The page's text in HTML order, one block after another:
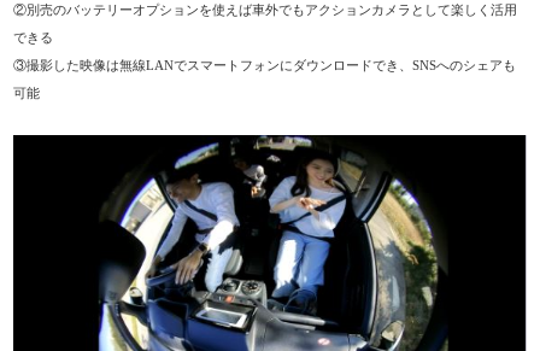
②別売のバッテリーオプションを使えば車外でもアクションカメラとして楽しく活用
できる
③撮影した映像は無線LANでスマートフォンにダウンロードでき、SNSへのシェアも
可能